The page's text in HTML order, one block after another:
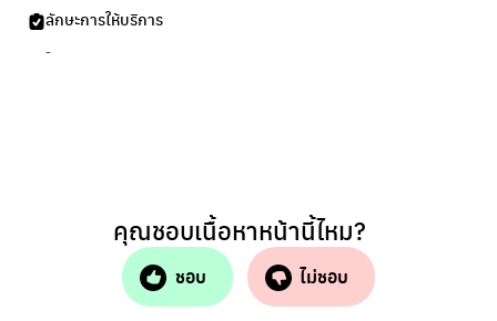
ลักษะการให้บริการ
-
คุณชอบเนื้อหาหน้านี้ไหม?
ชอบ ไม่ชอบ